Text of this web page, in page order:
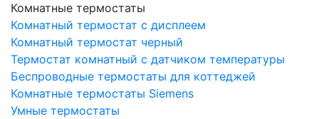
Комнатные термостаты
Комнатный термостат с дисплеем
Комнатный термостат черный
Термостат комнатный с датчиком температуры
Беспроводные термостаты для коттеджей
Комнатные термостаты Siemens
Умные термостаты